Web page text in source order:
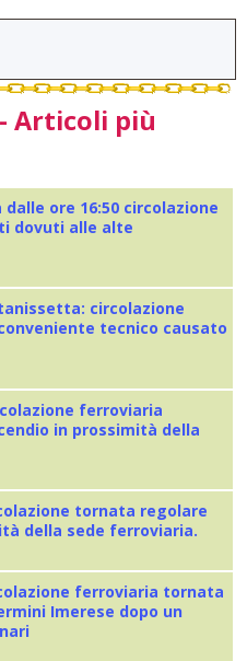
Articoli più
ore 16:50 circolazione
dovuti alle alte
circolazione
tecnico causato
ferroviaria
in prossimità della
tornata regolare
della sede ferroviaria.
ferroviaria tornata
Imerese dopo un